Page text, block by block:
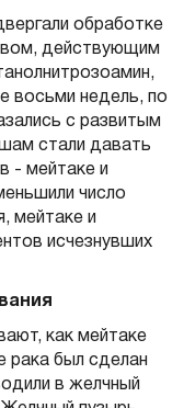
обработке
действующим
восьми недель, по
с развитым
стали давать
- мейтаке и
число
мейтаке и
исчезнувших
как мейтаке
рака был сделан
в желчный